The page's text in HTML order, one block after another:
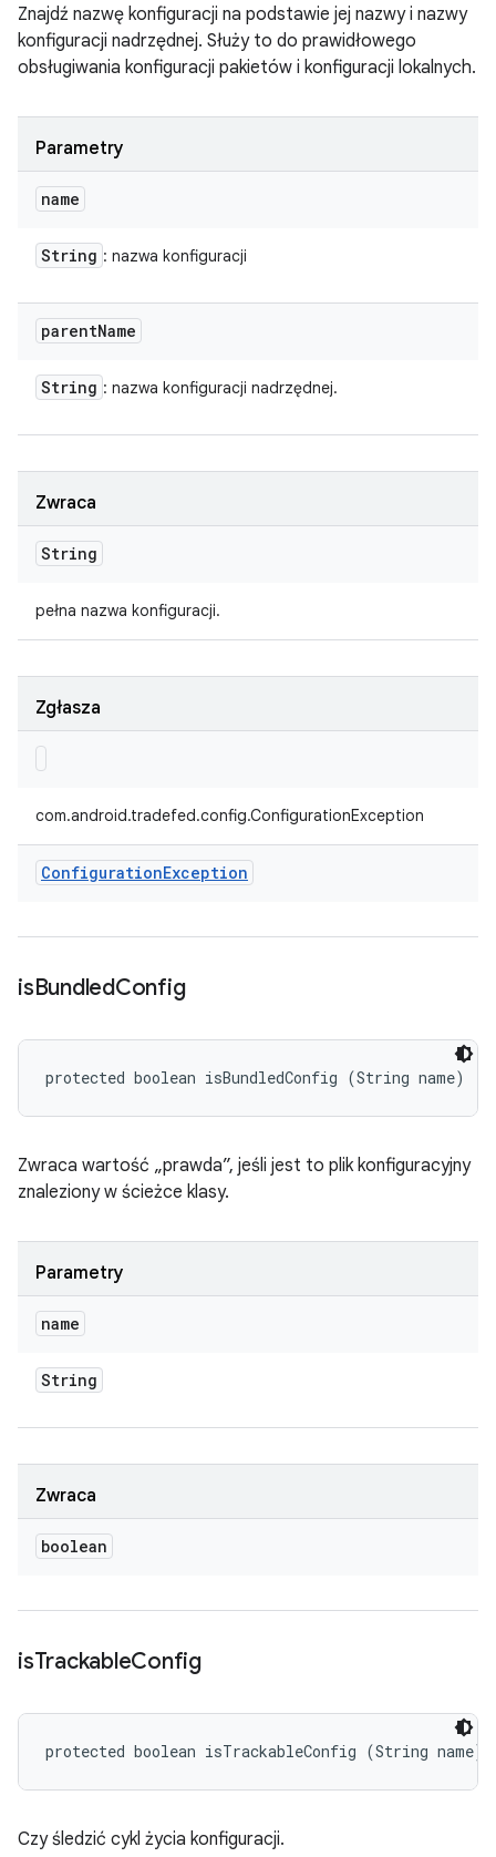
Znajdź nazwę konfiguracji na podstawie jej nazwy i nazwy
konfiguracji nadrzędnej. Służy to do prawidłowego
obsługiwania konfiguracji pakietów i konfiguracji lokalnych.
Parametry
name
String : nazwa konfiguracji
parentName
String : nazwa konfiguracji nadrzędnej.
Zwraca
String
pełna nazwa konfiguracji.
Zgłasza
com.android.tradefed.config.ConfigurationException
ConfigurationException
isBundledConfig
protected boolean isBundledConfig (String name)
Zwraca wartość „prawda”, jeśli jest to plik konfiguracyjny
znaleziony w ścieżce klasy.
Parametry
name
String
Zwraca
boolean
isTrackableConfig
protected boolean isTrackableConfig (String name)
Czy śledzić cykl życia konfiguracji.